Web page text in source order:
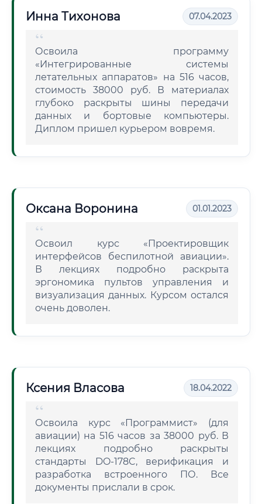
Инна Тихонова 07.04.2023
Освоила программу
«Интегрированные системы
летательных аппаратов» на 516 часов,
стоимость 38000 руб. В материалах
глубоко раскрыты шины передачи
данных и бортовые компьютеры.
Диплом пришел курьером вовремя.
Оксана Воронина 01.01.2023
Освоил курс «Проектировщик
интерфейсов беспилотной авиации».
В лекциях подробно раскрыта
эргономика пультов управления и
визуализация данных. Курсом остался
очень доволен.
Ксения Власова 18.04.2022
Освоила курс «Программист» (для
авиации) на 516 часов за 38000 руб. В
лекциях подробно раскрыты
стандарты DO-178C, верификация и
разработка встроенного ПО. Все
документы прислали в срок.